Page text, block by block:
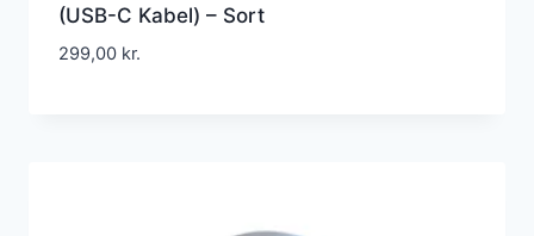
(USB-C Kabel) – Sort
299,00 kr.